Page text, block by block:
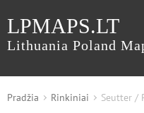
LPMAPS.LT
Lithuania Poland
Pradžia Rinkiniai Seutter /